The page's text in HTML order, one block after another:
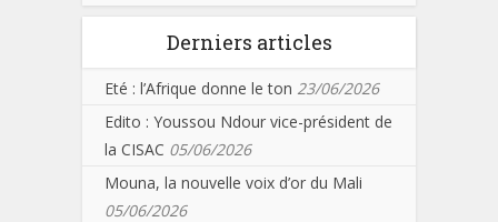
Derniers articles
Eté : l’Afrique donne le ton 23/06/2026
Edito : Youssou Ndour vice-président de
la CISAC 05/06/2026
Mouna, la nouvelle voix d’or du Mali
05/06/2026